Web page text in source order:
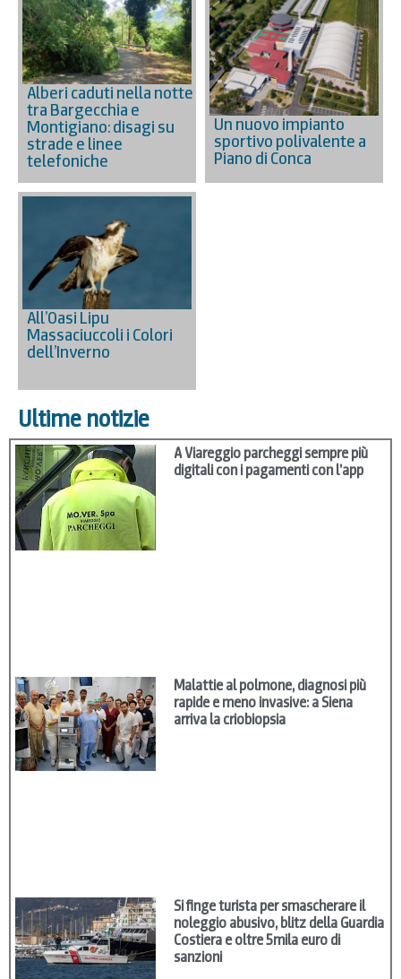
Alberi caduti nella notte
tra Bargecchia e
Montigiano: disagi su
strade e linee
telefoniche
Un nuovo impianto
sportivo polivalente a
Piano di Conca
All’Oasi Lipu
Massaciuccoli i Colori
dell’Inverno
Ultime notizie
A Viareggio parcheggi sempre più
digitali con i pagamenti con l’app
Malattie al polmone, diagnosi più
rapide e meno invasive: a Siena
arriva la criobiopsia
Si finge turista per smascherare il
noleggio abusivo, blitz della Guardia
Costiera e oltre 5mila euro di
sanzioni